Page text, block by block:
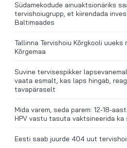
Südamekodude ainuaktsionäriks
tervishoiugrupp, et kiirendada
Baltimaades
Tallinna Tervishoiu Kõrgkooli
Kõrgemaa
Suvine tervisespikker
vaata esmalt, kas laps hingab,
tavapäraselt
Mida varem, seda parem: 12-18-
HPV vastu tasuta vaktsineerida ka
Eesti saab juurde 404 uut